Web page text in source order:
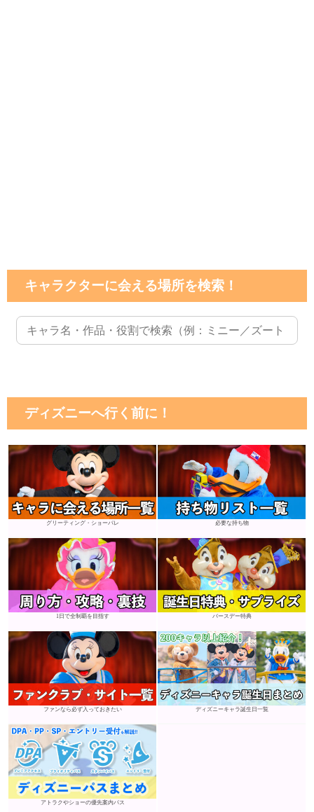
キャラクターに会える場所を検索！
ディズニーへ行く前に！
グリーティング・ショーパレ 必要な持ち物
1日で全制覇を目指す バースデー特典
ファンなら必ず入っておきたい ディズニーキャラ誕生日一覧
アトラクやショーの優先案内パス